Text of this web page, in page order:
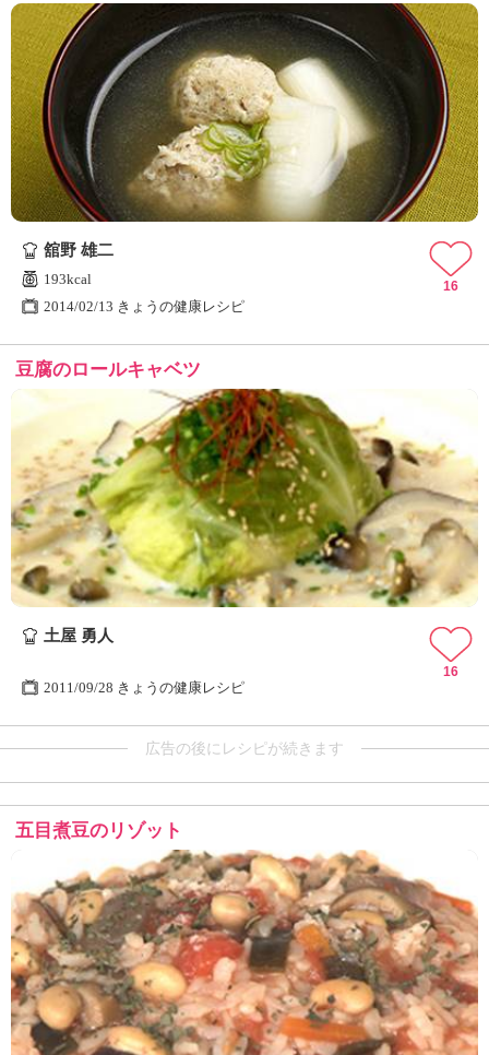
舘野 雄二
193kcal
2014/02/13 きょうの健康レシピ
16
豆腐のロールキャベツ
土屋 勇人
2011/09/28 きょうの健康レシピ
16
広告の後にレシピが続きます
五目煮豆のリゾット